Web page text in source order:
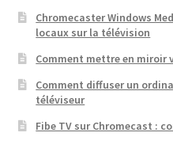
Chromecaster Windows
locaux sur la télévision
Comment mettre en miroir
Comment diffuser un
téléviseur
Fibe TV sur Chromecast :